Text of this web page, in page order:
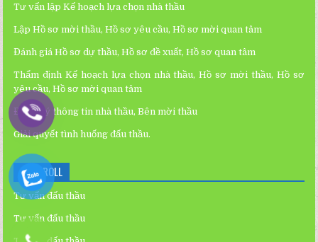
Tư vấn lập Kế hoạch lựa chọn nhà thầu
Lập Hồ sơ mời thầu, Hồ sơ yêu cầu, Hồ sơ mời quan tâm
Đánh giá Hồ sơ dự thầu, Hồ sơ đề xuất, Hồ sơ quan tâm
Thẩm định Kế hoạch lựa chọn nhà thầu, Hồ sơ mời thầu, Hồ sơ
yêu cầu, Hồ sơ mời quan tâm
Đăng ký thông tin nhà thầu, Bên mời thầu
Giải quyết tình huống đấu thầu.
BLOGROLL
Tư vấn đấu thầu
Tư vấn đấu thầu